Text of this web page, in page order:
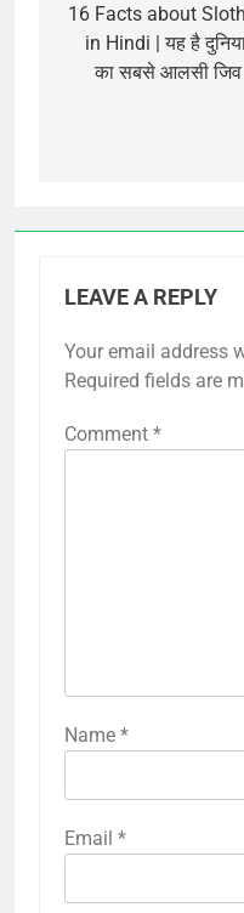
navigation
16 Facts about Sloth
in Hindi | यह है
का सबसे आलसी जिव
LEAVE A REPLY
Your email address
Required fields are
Comment *
Name *
Email *